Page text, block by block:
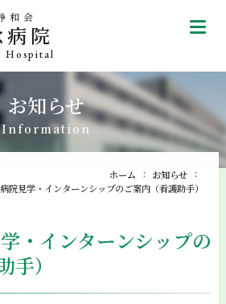
和会
院
Hospital
お知らせ
Information
ホーム
お知らせ
院見学・インターンシップのご案内（看護助手）
・インターンシップの
手）